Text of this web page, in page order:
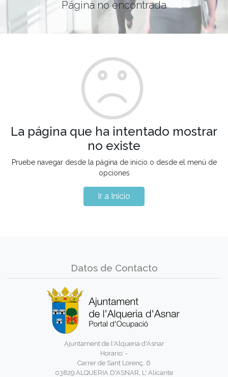
Página no encontrada
La página que ha intentado mostrar
no existe
Pruebe navegar desde la página de inicio o desde el menú de
opciones
Ir a Inicio
Datos de Contacto
Ajuntament de l'Alqueria d'Asnar
Horario: -
Carrer de Sant Lorenç, 6
03829 ALQUERIA D'ASNAR, L' Alicante